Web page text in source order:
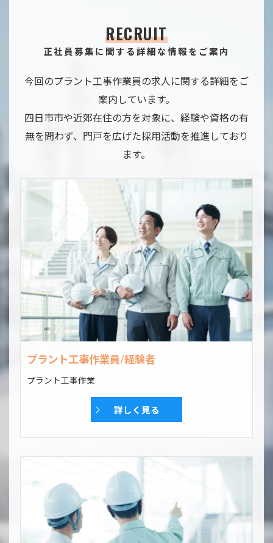
RECRUIT
正社員募集に関する詳細な情報をご案内
今回のプラント工事作業員の求人に関する詳細をご
案内しています。
四日市市や近郊在住の方を対象に、経験や資格の有
無を問わず、門戸を広げた採用活動を推進しており
ます。
プラント工事作業員/経験者
プラント工事作業
詳しく見る